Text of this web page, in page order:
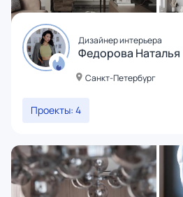
Дизайнер интерьера
Федорова Наталья
Санкт-Петербург
Проекты: 4